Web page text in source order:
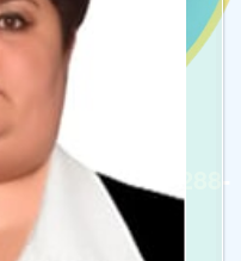
tumani 288-
maktabi